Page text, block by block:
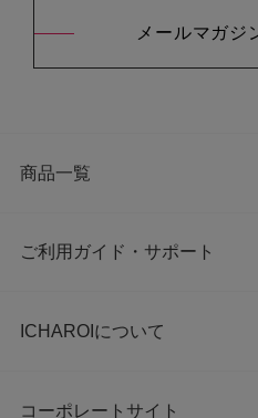
メールマガジ
商品一覧
ご利用ガイド・サポート
ICHAROIについて
コーポレートサイト